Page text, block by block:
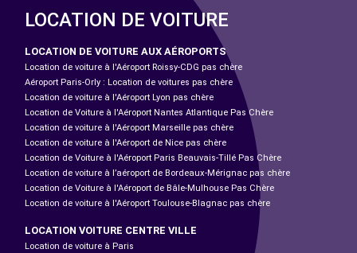
LOCATION DE VOITURE
LOCATION DE VOITURE AUX AÉROPORTS
Location de voiture à l'Aéroport Roissy-CDG pas chère
Aéroport Paris-Orly : Location de voitures pas chère
Location de voiture à l'Aéroport Lyon pas chère
Location de Voiture à l'Aéroport Nantes Atlantique Pas Chère
Location de voiture à l'Aéroport Marseille pas chère
Location de voiture à l'Aéroport de Nice pas chère
Location de Voiture à l'Aéroport Paris Beauvais-Tillé Pas Chère
Location de voiture à l’aéroport de Bordeaux-Mérignac pas chère
Location de Voiture à l'Aéroport de Bâle-Mulhouse Pas Chère
Location de voiture à l'Aéroport Toulouse-Blagnac pas chère
LOCATION VOITURE CENTRE VILLE
Location de voiture à Paris